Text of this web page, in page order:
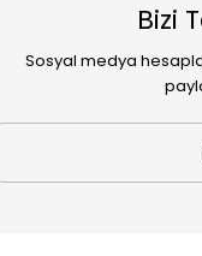
Bizi
Sosyal medya